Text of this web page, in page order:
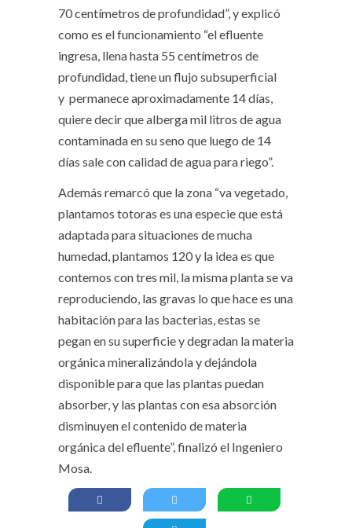
70 centímetros de profundidad”, y explicó
como es el funcionamiento “el efluente
ingresa, llena hasta 55 centímetros de
profundidad, tiene un flujo subsuperficial
y permanece aproximadamente 14 días,
quiere decir que alberga mil litros de agua
contaminada en su seno que luego de 14
días sale con calidad de agua para riego”.
Además remarcó que la zona “va vegetado,
plantamos totoras es una especie que está
adaptada para situaciones de mucha
humedad, plantamos 120 y la idea es que
contemos con tres mil, la misma planta se va
reproduciendo, las gravas lo que hace es una
habitación para las bacterias, estas se
pegan en su superficie y degradan la materia
orgánica mineralizándola y dejándola
disponible para que las plantas puedan
absorber, y las plantas con esa absorción
disminuyen el contenido de materia
orgánica del efluente”, finalizó el Ingeniero
Mosa.